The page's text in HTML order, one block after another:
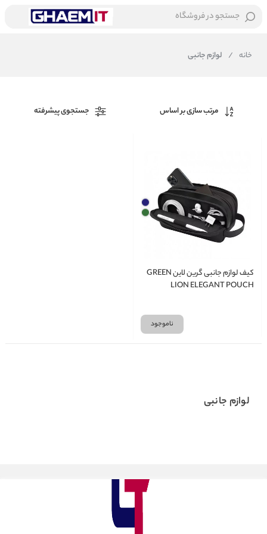
جستجو در فروشگاه
خانه / لوازم جانبی
مرتب سازی بر اساس جستجوی پیشرفته
کیف لوازم جانبی گرین لاین GREEN
LION ELEGANT POUCH
ناموجود
لوازم جانبی